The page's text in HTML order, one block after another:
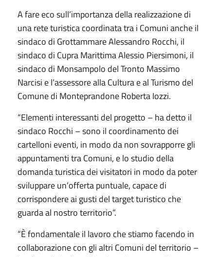
A fare eco sull’importanza della realizzazione di
una rete turistica coordinata tra i Comuni anche il
sindaco di Grottammare Alessandro Rocchi, il
sindaco di Cupra Marittima Alessio Piersimoni, il
sindaco di Monsampolo del Tronto Massimo
Narcisi e l’assessore alla Cultura e al Turismo del
Comune di Monteprandone Roberta Iozzi.
“Elementi interessanti del progetto – ha detto il
sindaco Rocchi – sono il coordinamento dei
cartelloni eventi, in modo da non sovrapporre gli
appuntamenti tra Comuni, e lo studio della
domanda turistica dei visitatori in modo da poter
sviluppare un’offerta puntuale, capace di
corrispondere ai gusti del target turistico che
guarda al nostro territorio”.
“È fondamentale il lavoro che stiamo facendo in
collaborazione con gli altri Comuni del territorio –